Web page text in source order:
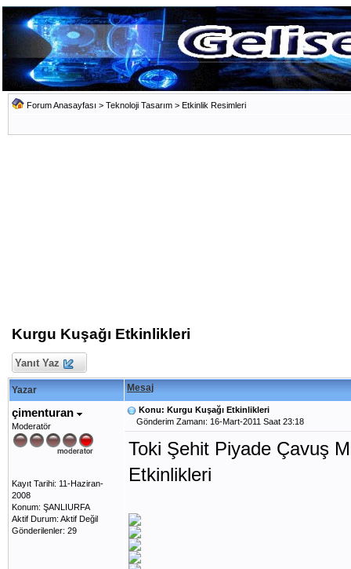
Forum Anasayfası > Teknoloji Tasarım > Etkinlik Resimleri
Kurgu Kuşağı Etkinlikleri
Yanıt Yaz
Yazar Mesaj
çimenturan
Moderatör
Kayıt Tarihi: 11-Haziran-
2008
Konum: ŞANLIURFA
Aktif Durum: Aktif Değil
Gönderilenler: 29
Konu: Kurgu Kuşağı Etkinlikleri
Gönderim Zamanı: 16-Mart-2011 Saat 23:18
Toki Şehit Piyade Çavuş
Etkinlikleri